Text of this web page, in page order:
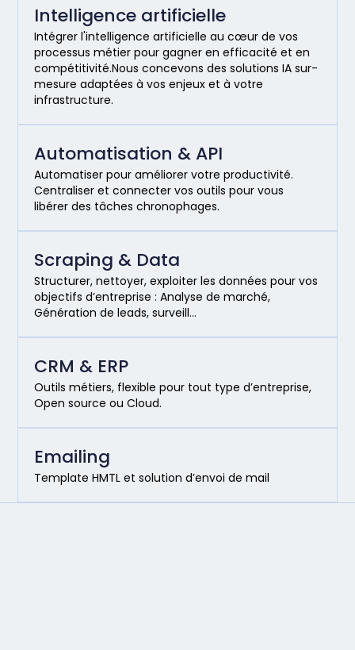
Emailing
Template HMTL et solution d’envoi de mail
Automatisation & API
Automatiser pour améliorer votre productivité.
Centraliser et connecter vos outils pour vous
libérer des tâches chronophages.
Scraping & Data
Structurer, nettoyer, exploiter les données pour vos
objectifs d’entreprise : Analyse de marché,
Génération de leads, surveill…
CRM & ERP
Outils métiers, flexible pour tout type d’entreprise,
Open source ou Cloud.
Intelligence artificielle
Intégrer l'intelligence artificielle au cœur de vos
processus métier pour gagner en efficacité et en
compétitivité.Nous concevons des solutions IA sur-
mesure adaptées à vos enjeux et à votre
infrastructure.